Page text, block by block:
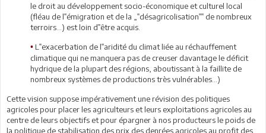
le droit au développement socio-économique et culturel local
(fléau de l‟émigration et de la „‟désagricolisation‟‟ de nombreux
terroirs…) est loin d‟être acquis.
• L‟exacerbation de l‟aridité du climat liée au réchauffement
climatique qui ne manquera pas de creuser davantage le déficit
hydrique de la plupart des régions, aboutissant à la faillite de
nombreux systèmes de productions très vulnérables…)
Cette vision suppose impérativement une révision des politiques
agricoles pour placer les agriculteurs et leurs exploitations agricoles au
centre de leurs objectifs et pour épargner à nos producteurs le poids de
la politique de stabilisation des prix des denrées agricoles au profit des